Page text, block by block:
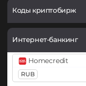
Chainlink (LINK)
BEP20 × ERC20
Compound
Cosmos (ATOM)
DASH
Коды криптобирж
Интернет-банкинг
Homecredit
RUB